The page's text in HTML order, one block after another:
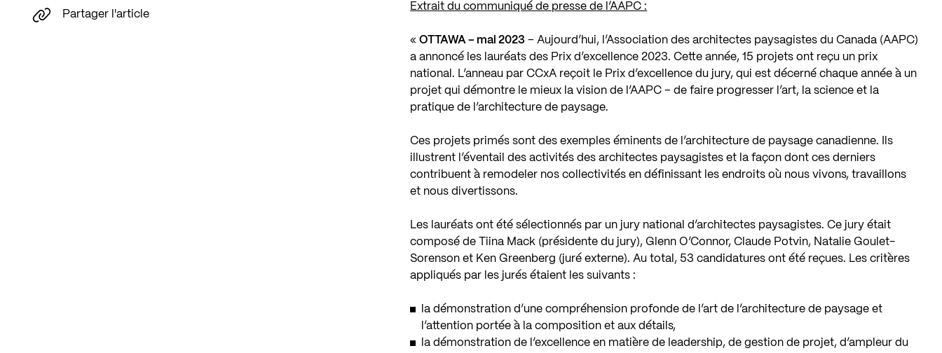
Extrait du communiqué de presse de l’AAPC :
«OTTAWA – mai 2023 – Aujourd’hui, l’Association des architectes paysagistes du Canada (AAPC)
a annoncé les lauréats des Prix d’excellence 2023. Cette année, 15 projets ont reçu un prix
national. L’anneau par CCxA reçoit le Prix d’excellence du jury, qui est décerné chaque année à un
projet qui démontre le mieux la vision de l’AAPC – de faire progresser l’art, la science et la
pratique de l’architecture de paysage.
Ces projets primés sont des exemples éminents de l’architecture de paysage canadienne. Ils
illustrent l’éventail des activités des architectes paysagistes et la façon dont ces derniers
contribuent à remodeler nos collectivités en définissant les endroits où nous vivons, travaillons
et nous divertissons.
Les lauréats ont été sélectionnés par un jury national d’architectes paysagistes. Ce jury était
composé de Tiina Mack (présidente du jury), Glenn O’Connor, Claude Potvin, Natalie Goulet-
Sorenson et Ken Greenberg (juré externe). Au total, 53 candidatures ont été reçues. Les critères
appliqués par les jurés étaient les suivants :
la démonstration d’une compréhension profonde de l’art de l’architecture de paysage et
l’attention portée à la composition et aux détails,
la démonstration de l’excellence en matière de leadership, de gestion de projet, d’ampleur du
Partager l'article